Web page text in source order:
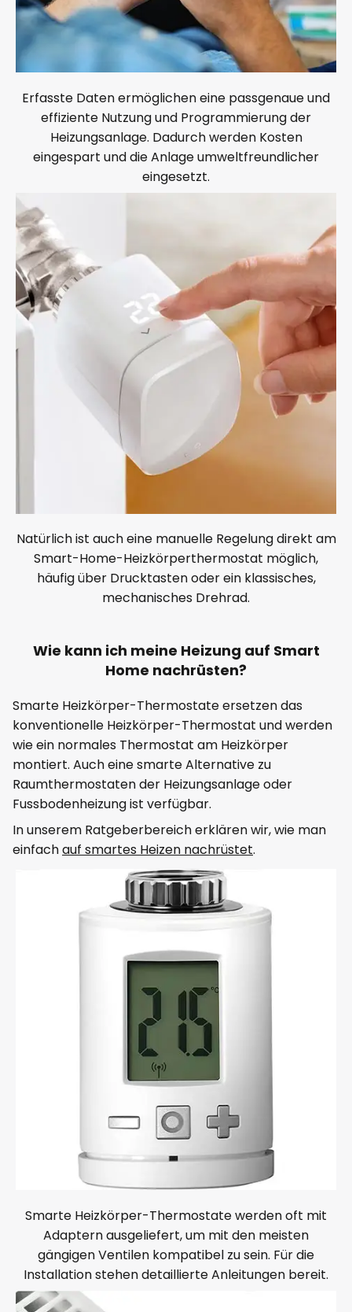
Erfasste Daten ermöglichen eine passgenaue und
effiziente Nutzung und Programmierung der
Heizungsanlage. Dadurch werden Kosten
eingespart und die Anlage umweltfreundlicher
eingesetzt.
Natürlich ist auch eine manuelle Regelung direkt am
Smart-Home-Heizkörperthermostat möglich,
häufig über Drucktasten oder ein klassisches,
mechanisches Drehrad.
Wie kann ich meine Heizung auf Smart
Home nachrüsten?
Smarte Heizkörper-Thermostate ersetzen das
konventionelle Heizkörper-Thermostat und werden
wie ein normales Thermostat am Heizkörper
montiert. Auch eine smarte Alternative zu
Raumthermostaten der Heizungsanlage oder
Fussbodenheizung ist verfügbar.
In unserem Ratgeberbereich erklären wir, wie man
einfachauf smartes Heizen nachrüstet.
Smarte Heizkörper-Thermostate werden oft mit
Adaptern ausgeliefert, um mit den meisten
gängigen Ventilen kompatibel zu sein. Für die
Installation stehen detaillierte Anleitungen bereit.